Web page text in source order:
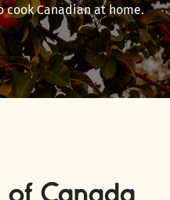
Canadian at home.